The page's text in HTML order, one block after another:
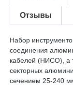
Отзывы
Набор
соединения
кабелей (НИСО), а
секторных
сечением 25-240